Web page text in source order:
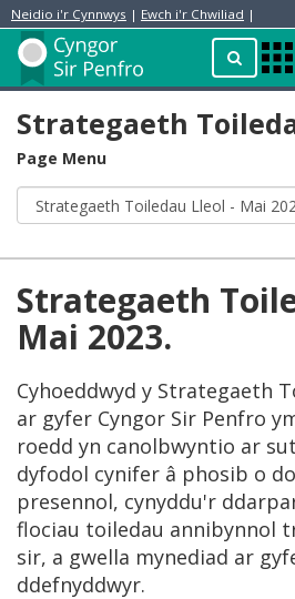
Neidio i'r Cynnwys | Ewch i'r Chwiliad |
Chwilio
Strategaeth
Page Menu
Strategaeth
Mai 2023.
Cyhoeddwyd y Strategaeth
ar gyfer Cyngor Sir Penfro
roedd yn canolbwyntio ar
dyfodol cynifer â phosib o
presennol, cynyddu'r
flociau toiledau annibynnol
sir, a gwella mynediad ar
ddefnyddwyr.